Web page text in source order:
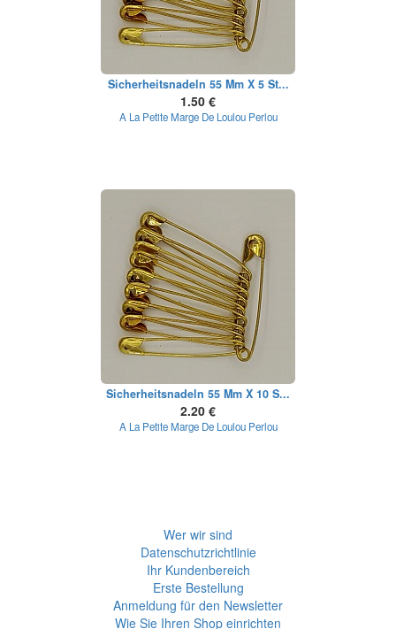
Sicherheitsnadeln 55 Mm X 5 St...
1.50 €
A La Petite Marge De Loulou Perlou
Sicherheitsnadeln 55 Mm X 10 S...
2.20 €
A La Petite Marge De Loulou Perlou
Wer wir sind
Datenschutzrichtlinie
Ihr Kundenbereich
Erste Bestellung
Anmeldung für den Newsletter
Wie Sie Ihren Shop einrichten